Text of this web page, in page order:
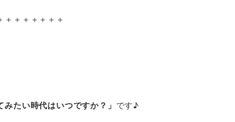
＋＋＋＋＋＋＋
たい時代はいつですか？」 です♪